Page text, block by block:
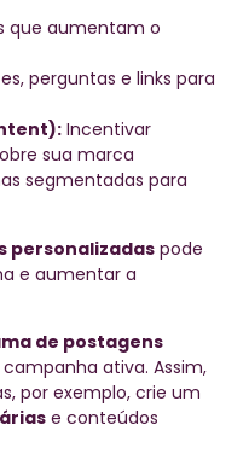
que aumentam o
perguntas e links para
Incentivar
sua marca
segmentadas para
personalizadas pode
e aumentar a
de postagens
ativa. Assim,
por exemplo, crie um
e conteúdos